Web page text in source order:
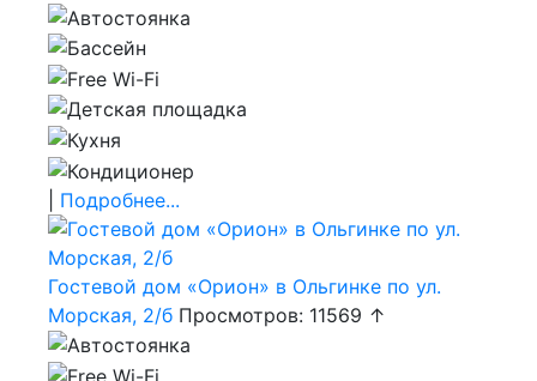
Подробнее...
Гостевой дом «Орион» в Ольгинке по ул.
Морская, 2/б Просмотров: 11569 ↑